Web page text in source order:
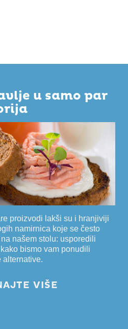
u samo par
proizvodi lakši su i hranjiviji
namirnica koje se često
našem stolu: usporedili
bismo vam ponudili
alternative.
VIŠE